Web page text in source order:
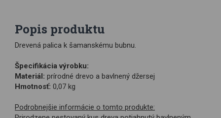
Popis produktu
Drevená palica k šamanskému bubnu.
Špecifikácia výrobku:
Materiál: prírodné drevo a bavlnený džersej
Hmotnosť: 0,07 kg
Podrobnejšie informácie o tomto produkte: